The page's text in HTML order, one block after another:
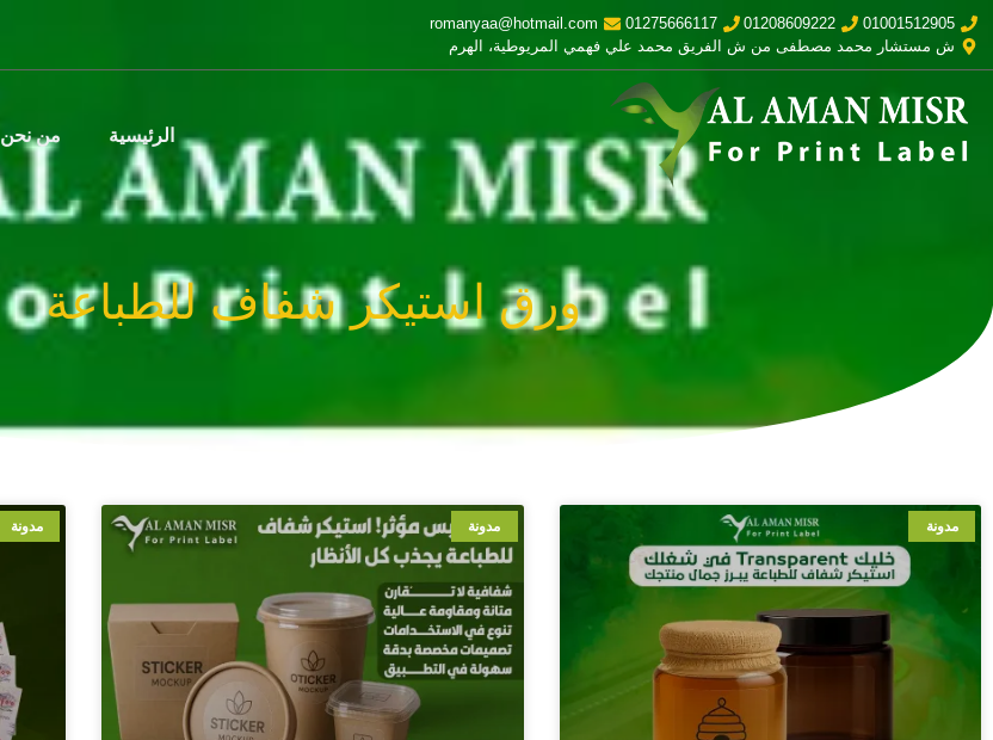
01001512905
01208609222
01275666117
romanyaa@hotmail.com
ش مستشار محمد مصطفى من ش الفريق محمد علي فهمي المريوطية، الهرم
الرئيسية من نحن
ورق استيكر شفاف للطباعة
مدونة مدونة مدونة